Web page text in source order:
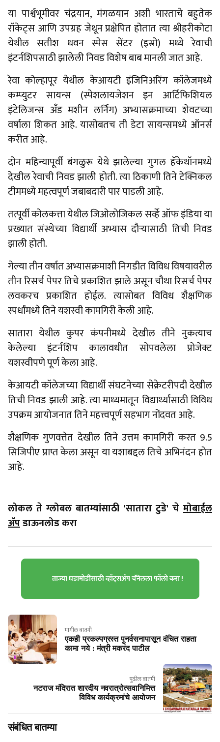
या पार्श्वभूमीवर चंद्रयान, मंगळयान अशी भारताचे बहुतेक
रॉकेट्स आणि उपग्रह जेथून प्रक्षेपित होतात त्या श्रीहरीकोटा
येथील सतीश धवन स्पेस सेंटर (इस्रो) मध्ये रेवाची
इंटर्नशिपसाठी झालेली निवड विशेष बाब मानली जात आहे.
रेवा कोल्हापूर येथील केआयटी इंजिनिअरिंग कॉलेजमध्ये
कम्प्युटर सायन्स (स्पेशलायजेशन इन आर्टिफिशियल
इंटेलिजन्स अँड मशीन लर्निंग) अभ्यासक्रमाच्या शेवटच्या
वर्षाला शिकत आहे. यासोबतच ती डेटा सायन्समध्ये ऑनर्स
करीत आहे.
दोन महिन्यापूर्वी बंगळुरू येथे झालेल्या गुगल हॅकेथॉनमध्ये
देखील रेवाची निवड झाली होती. त्या ठिकाणी तिने टेक्निकल
टीममध्ये महत्वपूर्ण जबाबदारी पार पाडली आहे.
तत्पूर्वी कोलकत्ता येथील जिओलोजिकल सर्व्हे ऑफ इंडिया या
प्रख्यात संस्थेच्या विद्यार्थी अभ्यास दौऱ्यासाठी तिची निवड
झाली होती.
गेल्या तीन वर्षात अभ्यासक्रमाशी निगडीत विविध विषयावरील
तीन रिसर्च पेपर तिचे प्रकाशित झाले असून चौथा रिसर्च पेपर
लवकरच प्रकाशित होईल. त्यासोबत विविध शैक्षणिक
स्पर्धांमध्ये तिने यशस्वी कामगिरी केली आहे.
सातारा येथील कुपर कंपनीमध्ये देखील तीने नुकत्याच
केलेल्या इंटर्नशिप कालावधीत सोपवलेला प्रोजेक्ट
यशस्वीपणे पूर्ण केला आहे.
केआयटी कॉलेजच्या विद्यार्थी संघटनेच्या सेक्रेटरीपदी देखील
तिची निवड झाली आहे. त्या माध्यमातून विद्यार्थ्यांसाठी विविध
उपक्रम आयोजनात तिने महत्त्वपूर्ण सहभाग नोंदवत आहे.
शैक्षणिक गुणवत्तेत देखील तिने उत्तम कामगिरी करत 9.5
सिजिपीए प्राप्त केला असून या यशाबद्दल तिचे अभिनंदन होत
आहे.
लोकल ते ग्लोबल बातम्यांसाठी 'सातारा टुडे' चे मोबाईल
ॲपडाऊनलोड करा
ताज्या घडामोडींसाठी व्हॉट्सॲप चॅनेलला फॉलो करा !
मागील बातमी
एकही प्रकल्पग्रस्त पुनर्वसनापासून वंचित राहता
कामा नये : मंत्री मकरंद पाटील
पुढील बातमी
नटराज मंदिरात शारदीय नवरात्रोत्सवानिमित्त
विविध कार्यक्रमांचे आयोजन
संबंधित बातम्या